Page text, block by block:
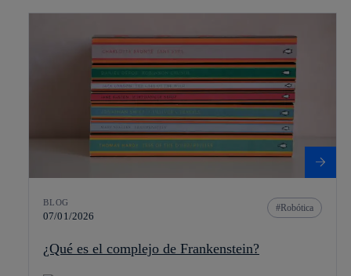
BLOG
07/01/2026
Robótica
¿Qué es el complejo de Frankenstein?